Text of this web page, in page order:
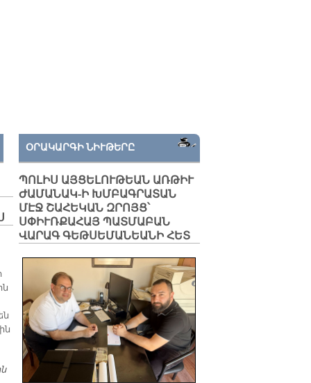
ԳԱՏԸԳԻՒՂԻ ԱՐԱՄԵԱՆ-ՈՒՆՃԵԱՆ ՎԱՐԺԱՐԱՆԻՆ ՄԷՋ ՀԱՆԴԷՍ
ՕՐԱԿԱՐԳԻ ՆԻՒԹԵՐԸ
ՊՈԼԻՍ ԱՅՑԵԼՈՒԹԵԱՆ ԱՌԹԻՒ
ԺԱՄԱՆԱԿ-Ի ԽՄԲԱԳՐԱՏԱՆ
ՄԷՋ ՇԱՀԵԿԱՆ ԶՐՈՅՑ՝
ՍՓԻՒՌՔԱՀԱՅ ՊԱՏՄԱԲԱՆ
ՎԱՐԱԳ ԳԵԹՍԵՄԱՆԵԱՆԻ ՀԵՏ